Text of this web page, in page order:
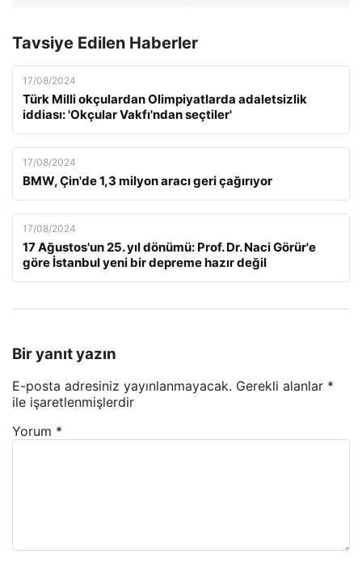
Tavsiye Edilen Haberler
17/08/2024
Türk Milli okçulardan Olimpiyatlarda adaletsizlik
iddiası: 'Okçular Vakfı'ndan seçtiler'
17/08/2024
BMW, Çin'de 1,3 milyon aracı geri çağırıyor
17/08/2024
17 Ağustos'un 25. yıl dönümü: Prof. Dr. Naci Görür'e
göre İstanbul yeni bir depreme hazır değil
Bir yanıt yazın
E-posta adresiniz yayınlanmayacak. Gerekli alanlar *
ile işaretlenmişlerdir
Yorum *